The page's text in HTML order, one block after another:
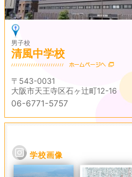
男子校
清風中学校
〒543-0031
大阪市天王寺区石ヶ辻町12-16
06-6771-5757
学校画像